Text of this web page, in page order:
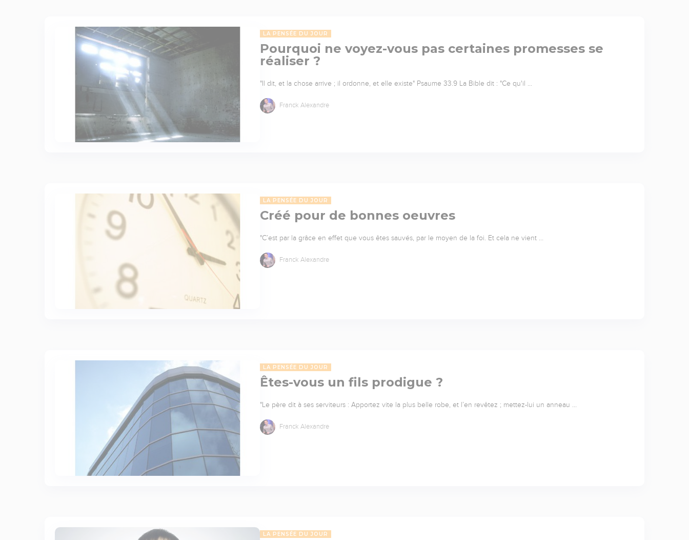
LA PENSÉE DU JOUR
Pourquoi ne voyez-vous pas certaines promesses se
réaliser ?
"Il dit, et la chose arrive ; il ordonne, et elle existe" Psaume 33.9 La Bible dit : "Ce qu'il …
Franck Alexandre
LA PENSÉE DU JOUR
Créé pour de bonnes oeuvres
"C’est par la grâce en effet que vous êtes sauvés, par le moyen de la foi. Et cela ne vient …
Franck Alexandre
LA PENSÉE DU JOUR
Êtes-vous un fils prodigue ?
"Le père dit à ses serviteurs : Apportez vite la plus belle robe, et l’en revêtez ; mettez-lui un anneau …
Franck Alexandre
LA PENSÉE DU JOUR